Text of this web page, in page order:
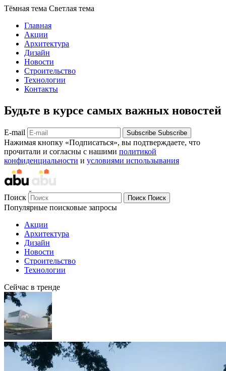
Тёмная тема Светлая тема
Главная
Акции
Архитектура
Дизайн
Новости
Строительство
Технологии
Контакты
Будьте в курсе самых важных новостей
E-mail Subscribe Subscribe
Нажимая кнопку «Подписаться», вы подтверждаете, что
прочитали и согласны с нашими политикой
конфиденциальности и условиями использывания
Поиск Поиск Поиск
Популярные поисковые запросы
Акции
Архитектура
Дизайн
Новости
Строительство
Технологии
Сейчас в тренде